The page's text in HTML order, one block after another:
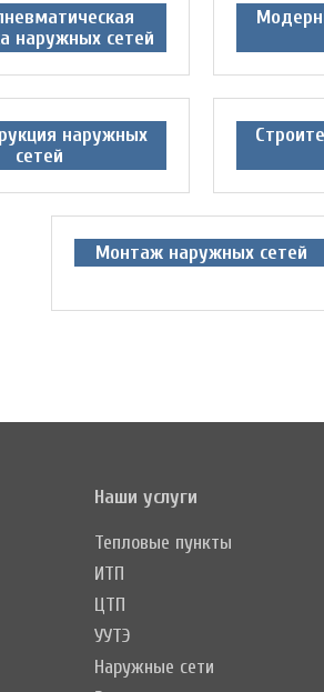
наружных сетей
наружных
сетей
Монтаж наружных сетей
Наши услуги
Тепловые пункты
ИТП
ЦТП
УУТЭ
Наружные сети